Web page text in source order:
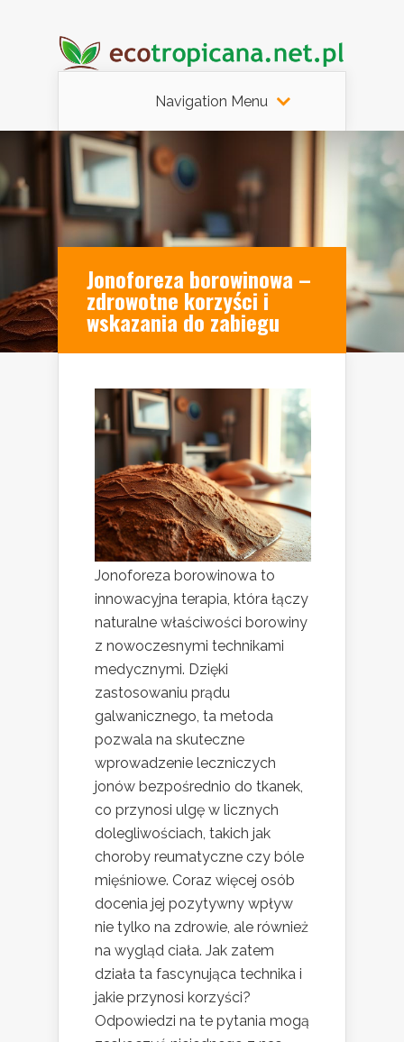
Navigation Menu
Jonoforeza borowinowa –
zdrowotne korzyści i
wskazania do zabiegu
Jonoforeza borowinowa to
innowacyjna terapia, która łączy
naturalne właściwości borowiny
z nowoczesnymi technikami
medycznymi. Dzięki
zastosowaniu prądu
galwanicznego, ta metoda
pozwala na skuteczne
wprowadzenie leczniczych
jonów bezpośrednio do tkanek,
co przynosi ulgę w licznych
dolegliwościach, takich jak
choroby reumatyczne czy bóle
mięśniowe. Coraz więcej osób
docenia jej pozytywny wpływ
nie tylko na zdrowie, ale również
na wygląd ciała. Jak zatem
działa ta fascynująca technika i
jakie przynosi korzyści?
Odpowiedzi na te pytania mogą